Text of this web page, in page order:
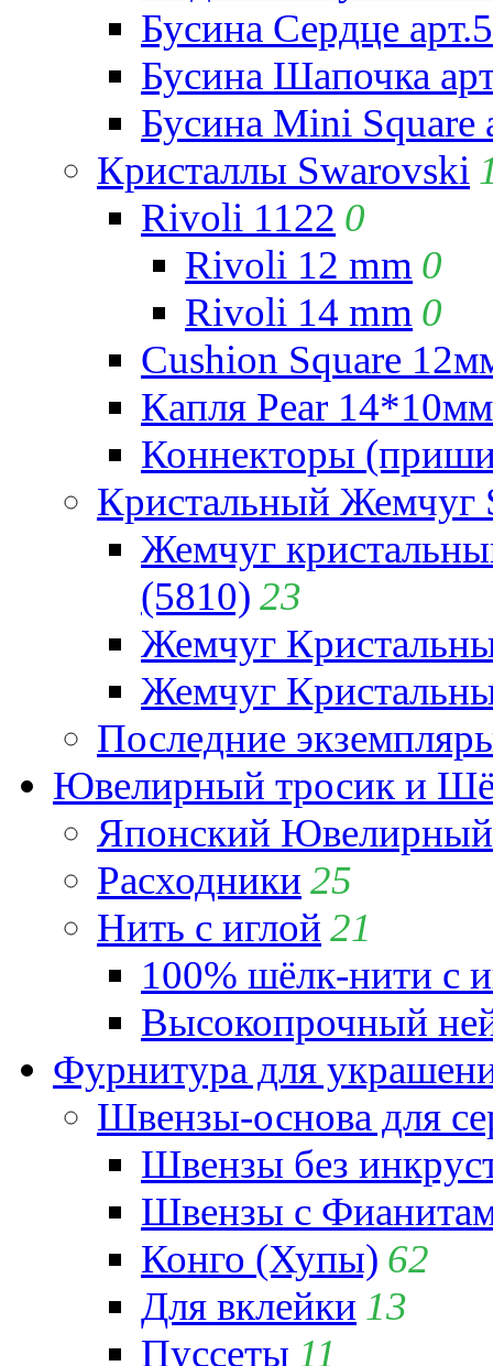
Бусина Сердце
Бусина Шапочка
Бусина Mini Square
Кристаллы Swarovski
Rivoli 1122 0
Rivoli 12 mm 0
Rivoli 14 mm 0
Cushion Square
Капля Pear
Коннекторы
Кристальный Жемчуг
Жемчуг
(5810) 23
Жемчуг
Жемчуг
Последние
Ювелирный тросик и
Японский
Расходники 25
Нить с иглой 21
100% шёлк-нити с
Высокопрочный
Фурнитура для
Швензы-основа для
Швензы без
Швензы с
Конго (Хупы) 62
Для вклейки 13
Пуссеты 11